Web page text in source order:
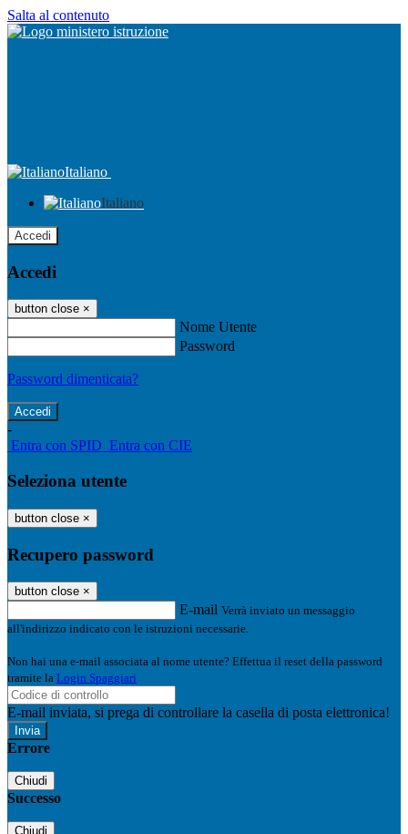
Salta al contenuto
Italiano
Italiano
Accedi
Accedi
button close ×
Nome Utente
Password
Password dimenticata?
-
Entra con SPID Entra con CIE
Seleziona utente
button close ×
Recupero password
button close ×
E-mail Verrà inviato un messaggio
all'indirizzo indicato con le istruzioni necessarie.
Non hai una e-mail associata al nome utente? Effettua il reset della password
tramite la Login Spaggiari
E-mail inviata, si prega di controllare la casella di posta elettronica!
Errore
Chiudi
Successo
Chiudi